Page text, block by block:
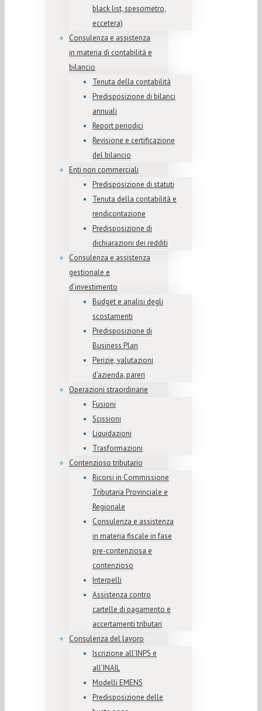
black list, spesometro,
eccetera)
Consulenza e assistenza
in materia di contabilità e
bilancio
Tenuta della contabilità
Predisposizione di bilanci
annuali
Report periodici
Revisione e certificazione
del bilancio
Enti non commerciali
Predisposizione di statuti
Tenuta della contabilità e
rendicontazione
Predisposizione di
dichiarazioni dei redditi
Consulenza e assistenza
gestionale e
d’investimento
Budget e analisi degli
scostamenti
Predisposizione di
Business Plan
Perizie, valutazioni
d’azienda, pareri
Operazioni straordinarie
Fusioni
Scissioni
Liquidazioni
Trasformazioni
Contenzioso tributario
Ricorsi in Commissione
Tributaria Provinciale e
Regionale
Consulenza e assistenza
in materia fiscale in fase
pre-contenziosa e
contenzioso
Interpelli
Assistenza contro
cartelle di pagamento e
accertamenti tributari
Consulenza del lavoro
Iscrizione all’INPS e
all’INAIL
Modelli EMENS
Predisposizione delle